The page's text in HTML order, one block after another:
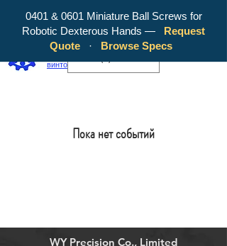
WY Precision Co., Limited — ваш
надежный производитель шарико-
винтовых передач!
Пока нет событий
WY Precision Co., Limited
0401 & 0601 Miniature Ball Screws for
Robotic Dexterous Hands —
Request
Quote
· Browse Specs